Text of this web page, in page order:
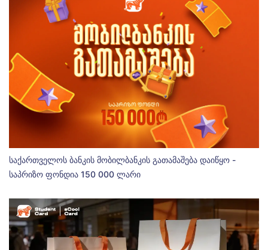
საქართველოს ბანკის მობილბანკის გათამაშება დაიწყო -
საპრიზო ფონდია 150 000 ლარი